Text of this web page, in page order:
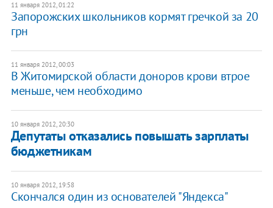
11 января 2012, 01:22
Запорожских школьников кормят гречкой за 20
грн
11 января 2012, 00:03
​В Житомирской области доноров крови втрое
меньше, чем необходимо
10 января 2012, 20:30
Депутаты отказались повышать зарплаты
бюджетникам
10 января 2012, 19:58
​Скончался один из основателей "Яндекса"